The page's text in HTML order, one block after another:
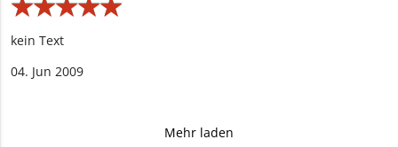
kein Text
04. Jun 2009
Mehr laden